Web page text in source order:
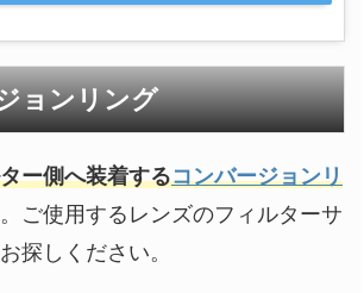
ョンリング
ー側へ装着するコンバージョンリ
ご使用するレンズのフィルターサ
探しください。